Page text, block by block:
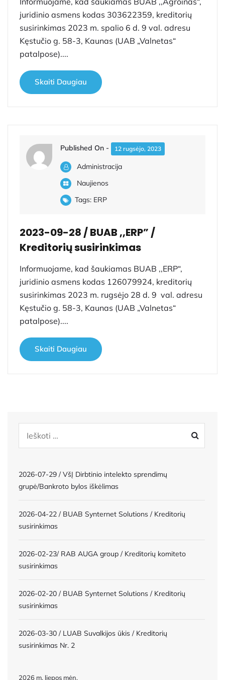
juridinio asmens kodas 303622359, kreditorių
susirinkimas 2023 m. spalio 6 d. 9 val. adresu
Kęstučio g. 58-3, Kaunas (UAB „Valnetas“
patalpose)....
Skaiti Daugiau
Published On - 12 rugsėjo, 2023
Administracija
Naujienos
Tags: ERP
2023-09-28 / BUAB ,,ERP” /
Kreditorių susirinkimas
Informuojame, kad šaukiamas BUAB ,,ERP“,
juridinio asmens kodas 126079924, kreditorių
susirinkimas 2023 m. rugsėjo 28 d. 9 val. adresu
Kęstučio g. 58-3, Kaunas (UAB „Valnetas“
patalpose)....
Skaiti Daugiau
2026-07-29 / VšĮ Dirbtinio intelekto sprendimų
grupė/Bankroto bylos iškėlimas
2026-04-22 / BUAB Synternet Solutions / Kreditorių
susirinkimas
2026-02-23/ RAB AUGA group / Kreditorių komiteto
susirinkimas
2026-02-20 / BUAB Synternet Solutions / Kreditorių
susirinkimas
2026-03-30 / LUAB Suvalkijos ūkis / Kreditorių
susirinkimas Nr. 2
2026 m. liepos mėn.